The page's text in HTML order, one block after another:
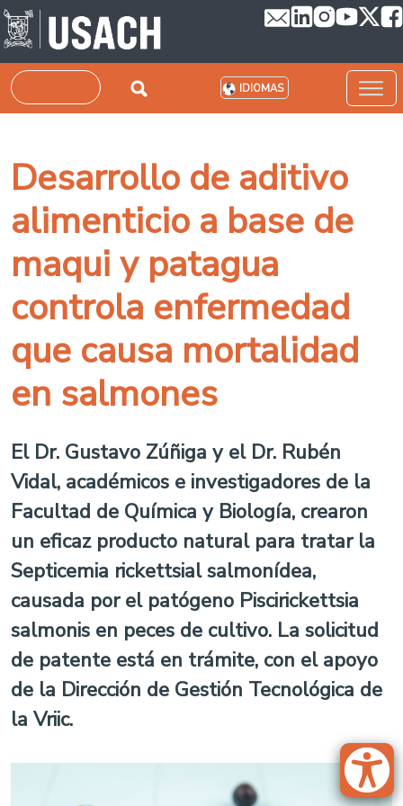
Pasar al contenido principal
Buscar IDIOMAS
Desarrollo de aditivo
alimenticio a base de
maqui y patagua
controla enfermedad
que causa mortalidad
en salmones
El Dr. Gustavo Zúñiga y el Dr. Rubén
Vidal, académicos e investigadores de la
Facultad de Química y Biología, crearon
un eficaz producto natural para tratar la
Septicemia rickettsial salmonídea,
causada por el patógeno Piscirickettsia
salmonis en peces de cultivo. La solicitud
de patente está en trámite, con el apoyo
de la Dirección de Gestión Tecnológica de
la Vriic.